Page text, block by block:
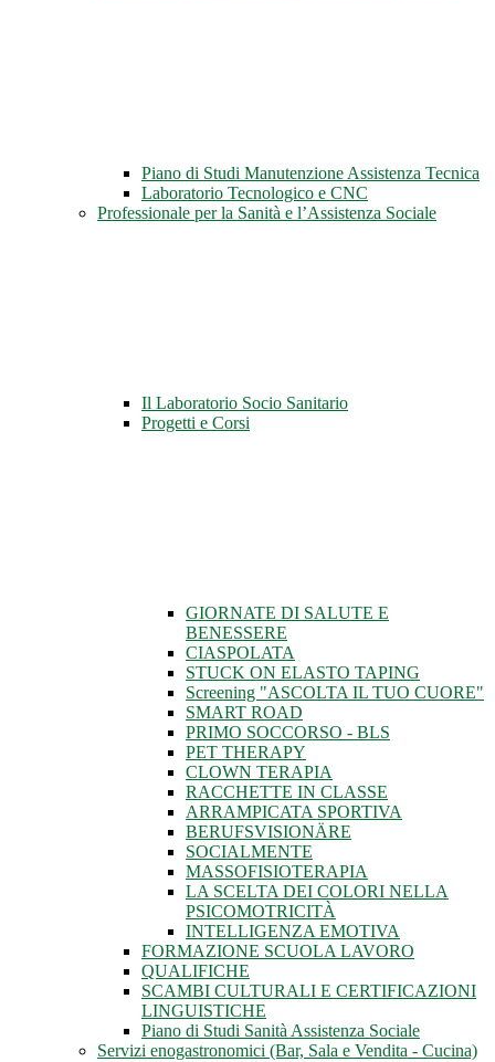
Piano di Studi Manutenzione Assistenza Tecnica
Laboratorio Tecnologico e CNC
Professionale per la Sanità e l’Assistenza Sociale
Il Laboratorio Socio Sanitario
Progetti e Corsi
GIORNATE DI SALUTE E
BENESSERE
CIASPOLATA
STUCK ON ELASTO TAPING
Screening "ASCOLTA IL TUO CUORE"
SMART ROAD
PRIMO SOCCORSO - BLS
PET THERAPY
CLOWN TERAPIA
RACCHETTE IN CLASSE
ARRAMPICATA SPORTIVA
BERUFSVISIONÄRE
SOCIALMENTE
MASSOFISIOTERAPIA
LA SCELTA DEI COLORI NELLA
PSICOMOTRICITÀ
INTELLIGENZA EMOTIVA
FORMAZIONE SCUOLA LAVORO
QUALIFICHE
SCAMBI CULTURALI E CERTIFICAZIONI
LINGUISTICHE
Piano di Studi Sanità Assistenza Sociale
Servizi enogastronomici (Bar, Sala e Vendita - Cucina)